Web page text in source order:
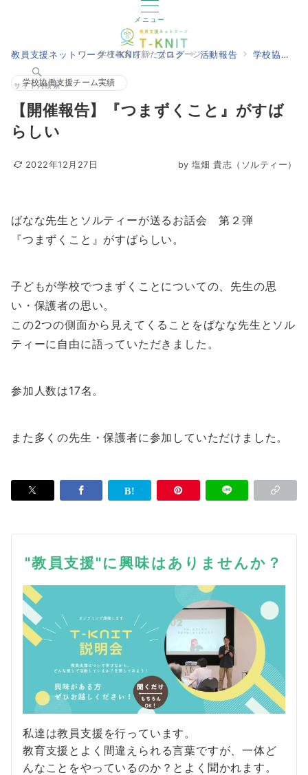
メニュー
学校教育を新たなステージへ
サイト内検索
教員支援ネットワーク T-KNIT ブログ 活動報告 学校協働支援チーム実績
学校協働支援チーム実績
【開催報告】『つまずくこと』がすば
らしい
2022年12月27日 by 塩畑 貴志（ソルティー）
ばなな先生とソルティーが送るお話会 第２弾
『つまずくこと』がすばらしい。
子どもが学校でつまずくことについての、先生の思
い・保護者の思い。
この2つの側面から見えてくることをばなな先生とソル
ティーに自由に語っていただきました。
参加人数は17名。
また多くの先生・保護者に参加していただけました。
"教員支援"に興味はありませんか？
私達は教員支援を行っています。
教育支援とよく間違えられる言葉ですが、一体ど
んなことをやっているのか？とよく聞かれます。